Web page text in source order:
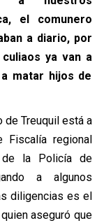
el comunero
a diario, por
ya van a
matar hijos de
de Treuquil está a
regional
de la Policía de
a algunos
diligencias es el
aseguró que